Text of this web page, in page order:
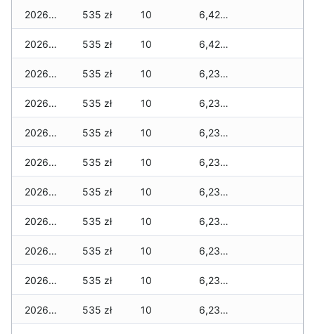
2026-06-20 535 zł 10 6,420 zł
2026-06-19 535 zł 10 6,420 zł
2026-06-18 535 zł 10 6,230 zł
2026-06-17 535 zł 10 6,230 zł
2026-06-16 535 zł 10 6,230 zł
2026-06-15 535 zł 10 6,230 zł
2026-06-14 535 zł 10 6,230 zł
2026-06-13 535 zł 10 6,230 zł
2026-06-12 535 zł 10 6,230 zł
2026-06-11 535 zł 10 6,230 zł
2026-06-10 535 zł 10 6,230 zł